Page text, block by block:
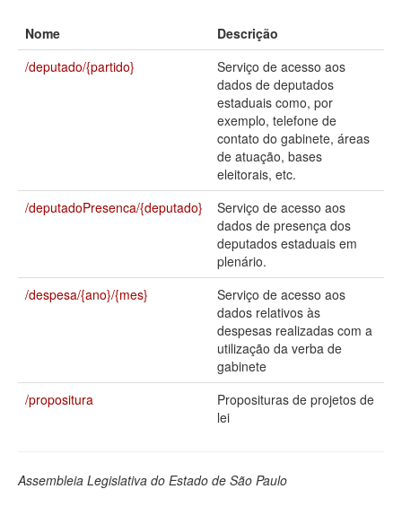
Planejamento
Catálogo de dados
Legislação
Perguntas frequentes
Nome
Descrição
/deputado/{partido}
Serviço de acesso aos
dados de deputados
estaduais como, por
exemplo, telefone de
contato do gabinete, áreas
de atuação, bases
eleitorais, etc.
/deputadoPresenca/{deputado}
Serviço de acesso aos
dados de presença dos
deputados estaduais em
plenário.
/despesa/{ano}/{mes}
Serviço de acesso aos
dados relativos às
despesas realizadas com a
utilização da verba de
gabinete
/propositura
Proposituras de projetos de
lei
Assembleia Legislativa do Estado de São Paulo